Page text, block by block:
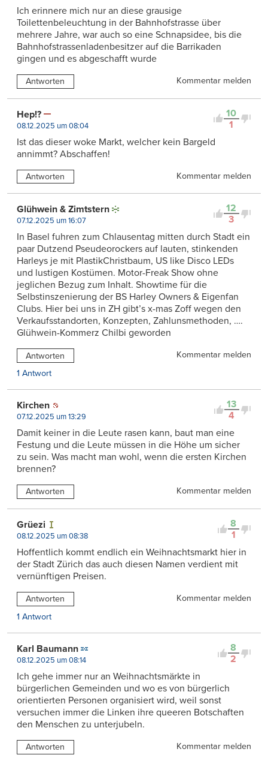
Ich erinnere mich nur an diese grausige
Toilettenbeleuchtung in der Bahnhofstrasse über
mehrere Jahre, war auch so eine Schnapsidee, bis die
Bahnhofstrassenladenbesitzer auf die Barrikaden
gingen und es abgeschafft wurde
Antworten Kommentar melden
10
1
Hep!?
08.12.2025 um 08:04
Ist das dieser woke Markt, welcher kein Bargeld
annimmt? Abschaffen!
Antworten Kommentar melden
12
3
Glühwein & Zimtstern
07.12.2025 um 16:07
In Basel fuhren zum Chlausentag mitten durch Stadt ein
paar Dutzend Pseudeorockers auf lauten, stinkenden
Harleys je mit PlastikChristbaum, US like Disco LEDs
und lustigen Kostümen. Motor-Freak Show ohne
jeglichen Bezug zum Inhalt. Showtime für die
Selbstinszenierung der BS Harley Owners & Eigenfan
Clubs. Hier bei uns in ZH gibt’s x-mas Zoff wegen den
Verkaufsstandorten, Konzepten, Zahlunsmethoden, ….
Glühwein-Kommerz Chilbi geworden
Antworten
Kommentar melden
1 Antwort
13
4
Kirchen
07.12.2025 um 13:29
Damit keiner in die Leute rasen kann, baut man eine
Festung und die Leute müssen in die Höhe um sicher
zu sein. Was macht man wohl, wenn die ersten Kirchen
brennen?
Antworten Kommentar melden
8
1
Grüezi
08.12.2025 um 08:38
Hoffentlich kommt endlich ein Weihnachtsmarkt hier in
der Stadt Zürich das auch diesen Namen verdient mit
vernünftigen Preisen.
Antworten
Kommentar melden
1 Antwort
8
2
Karl Baumann
08.12.2025 um 08:14
Ich gehe immer nur an Weihnachtsmärkte in
bürgerlichen Gemeinden und wo es von bürgerlich
orientierten Personen organisiert wird, weil sonst
versuchen immer die Linken ihre queeren Botschaften
den Menschen zu unterjubeln.
Antworten
Kommentar melden